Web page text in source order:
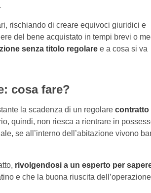
rischiando di creare equivoci giuridici e
del bene acquistato in tempi brevi o
senza titolo regolare e a cosa si va
cosa fare?
la scadenza di un regolare contratto
quindi, non riesca a rientrare in
se all’interno dell’abitazione vivono
rivolgendosi a un esperto per
e che la buona riuscita